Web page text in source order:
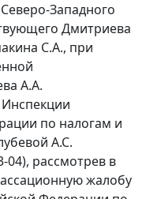
Западного
Дмитриева
С.А., при
А.А.
Инспекции
по налогам и
А.С.
04), рассмотрев в
жалобу